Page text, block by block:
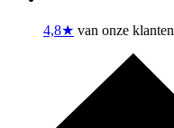
4,8★ van onze klanten